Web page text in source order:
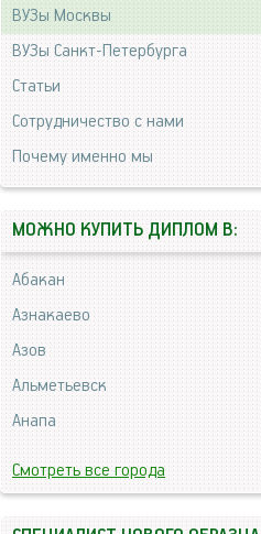
ВУЗы Москвы
ВУЗы Санкт-Петербурга
Статьи
Сотрудничество с нами
Почему именно мы
МОЖНО КУПИТЬ ДИПЛОМ В:
Абакан
Азнакаево
Азов
Альметьевск
Анапа
Смотреть все города